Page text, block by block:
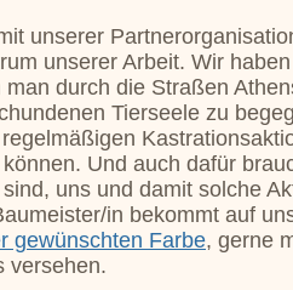
unserer
unserer Arbeit. Wir
durch die Straßen
Tierseele zu
Und auch dafür
uns und damit solche
in bekommt auf
gewünschten Farbe, gerne
versehen.